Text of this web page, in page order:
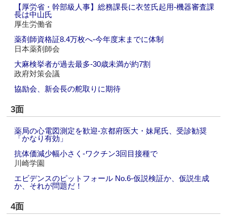
【厚労省・幹部級人事】総務課長に衣笠氏起用‐機器審査課
長は中山氏
厚生労働省
薬剤師資格証8.4万枚へ‐今年度末までに体制
日本薬剤師会
大麻検挙者が過去最多‐30歳未満が約7割
政府対策会議
協励会、新会長の舵取りに期待
3面
薬局の心電図測定を歓迎‐京都府医大・妹尾氏、受診勧奨
「かなり有効」
抗体価減少幅小さく‐ワクチン3回目接種で
川崎学園
エビデンスのピットフォール No.6‐仮説検証か、仮説生成
か、それが問題だ！
4面